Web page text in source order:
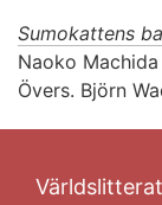
Sumokattens
Naoko Machida
Övers. Björn